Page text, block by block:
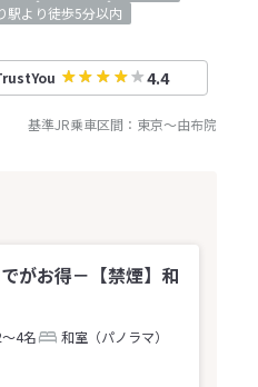
駅より徒歩5分以内
4.4
基準JR乗車区間： 東京～由布院
がお得－【禁煙】和
4名
和室（パノラマ）